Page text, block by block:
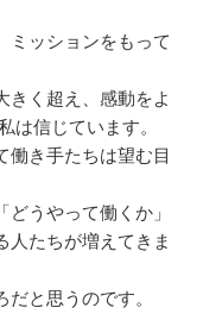
ミッションをもって
きく超え、感動をよ
は信じています。
働き手たちは望む目
うやって働くか」
人たちが増えてきま
と思うのです。